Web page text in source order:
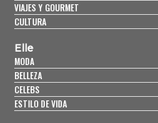
VIAJES Y GOURMET
CULTURA
Elle
MODA
BELLEZA
CELEBS
ESTILO DE VIDA